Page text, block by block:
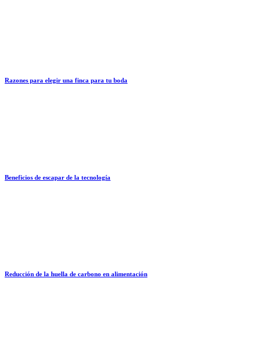
Razones para elegir una finca para tu boda
Beneficios de escapar de la tecnología
Reducción de la huella de carbono en alimentación